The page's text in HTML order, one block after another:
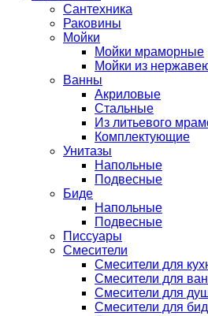
Сантехника
Раковины
Мойки
Мойки мраморные
Мойки из
Ванны
Акриловые
Стальные
Из литьевого
Комплектующие
Унитазы
Напольные
Подвесные
Биде
Напольные
Подвесные
Писсуары
Смесители
Смесители для
Смесители для
Смесители для
Смесители для